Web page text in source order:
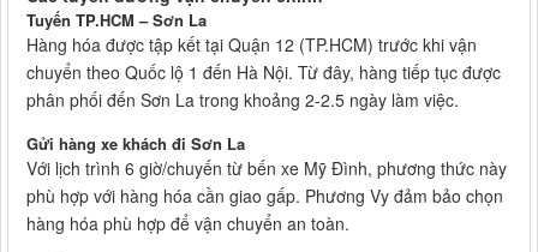
Tuyến TP.HCM – Sơn La
Hàng hóa được tập kết tại Quận 12 (TP.HCM) trước khi vận
chuyển theo Quốc lộ 1 đến Hà Nội. Từ đây, hàng tiếp tục được
phân phối đến Sơn La trong khoảng 2-2.5 ngày làm việc.
Gửi hàng xe khách đi Sơn La
Với lịch trình 6 giờ/chuyến từ bến xe Mỹ Đình, phương thức này
phù hợp với hàng hóa cần giao gấp. Phương Vy đảm bảo chọn
hàng hóa phù hợp để vận chuyển an toàn.